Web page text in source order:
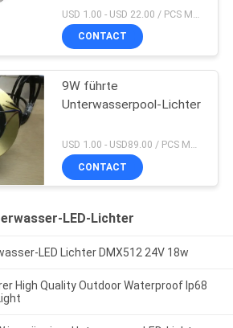
CONTACT
9W führte
Unterwasserpool-Lichter
USD 1.00 - USD89.00 / PCS MOQ:PC 1
CONTACT
LED-Lichter
LED Lichter DMX512 24V 18w
High Quality Outdoor Waterproof Ip68